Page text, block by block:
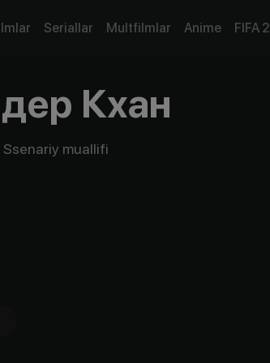
Seriallar Multfilmlar Anime FIFA
Кхан
Ssenariy muallifi